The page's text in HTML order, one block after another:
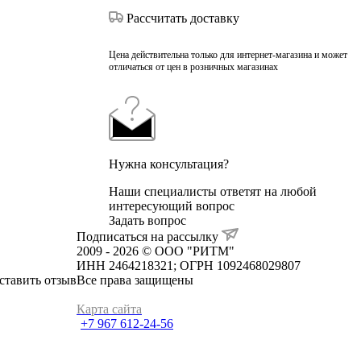
отзыв
Рассчитать доставку
Цена действительна только для интернет-магазина и может
отличаться от цен в розничных магазинах
Нужна консультация?
Наши специалисты ответят на любой
интересующий вопрос
Задать вопрос
Подписаться на рассылку
2009 - 2026 © ООО "РИТМ"
ИНН 2464218321; ОГРН 1092468029807
Все права защищены
Карта сайта
+7 967 612-24-56